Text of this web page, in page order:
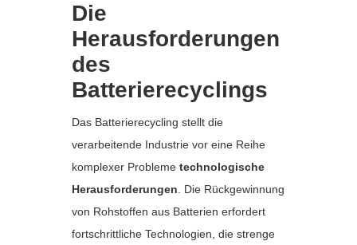
Die
Herausforderungen
des
Batterierecyclings
Das Batterierecycling stellt die
verarbeitende Industrie vor eine Reihe
komplexer Probleme technologische
Herausforderungen . Die Rückgewinnung
von Rohstoffen aus Batterien erfordert
fortschrittliche Technologien, die strenge